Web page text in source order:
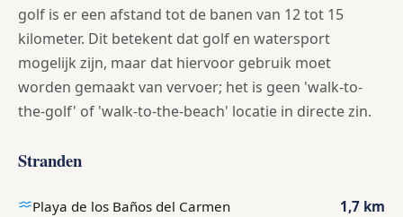
golf is er een afstand tot de banen van 12 tot 15
kilometer. Dit betekent dat golf en watersport
mogelijk zijn, maar dat hiervoor gebruik moet
worden gemaakt van vervoer; het is geen 'walk-to-
the-golf' of 'walk-to-the-beach' locatie in directe zin.
Stranden
Playa de los Baños del Carmen 1,7 km